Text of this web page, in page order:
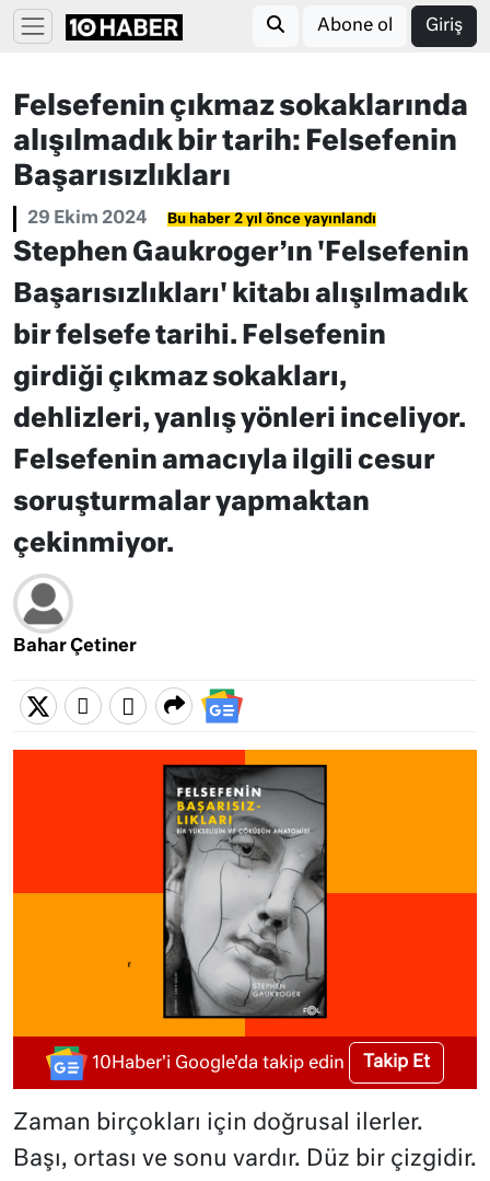
Abone ol Giriş
Felsefenin çıkmaz sokaklarında
alışılmadık bir tarih: Felsefenin
Başarısızlıkları
29 Ekim 2024 Bu haber 2 yıl önce yayınlandı
Stephen Gaukroger’ın 'Felsefenin
Başarısızlıkları' kitabı alışılmadık
bir felsefe tarihi. Felsefenin
girdiği çıkmaz sokakları,
dehlizleri, yanlış yönleri inceliyor.
Felsefenin amacıyla ilgili cesur
soruşturmalar yapmaktan
çekinmiyor.
Bahar Çetiner
10Haber'i Google'da takip edin Takip Et
Zaman birçokları için doğrusal ilerler.
Başı, ortası ve sonu vardır. Düz bir çizgidir.